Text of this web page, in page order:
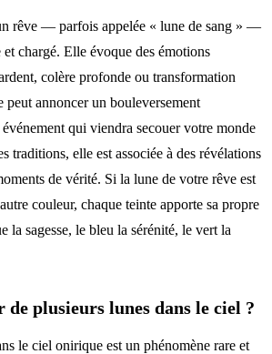
rêve — parfois appelée « lune de sang » —
chargé. Elle évoque des émotions
colère profonde ou transformation
peut annoncer un bouleversement
qui viendra secouer votre monde
traditions, elle est associée à des révélations
de vérité. Si la lune de votre rêve est
couleur, chaque teinte apporte sa propre
la sagesse, le bleu la sérénité, le vert la
plusieurs lunes dans le ciel ?
le ciel onirique est un phénomène rare et